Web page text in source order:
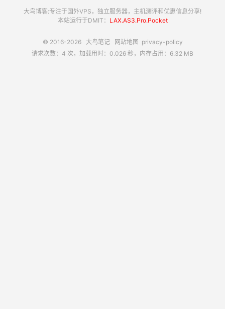
大鸟博客:专注于国外VPS，独立服务器，主机测评和优惠信息分享!
本站运行于DMIT： LAX.AS3.Pro.Pocket
© 2016-2026 大鸟笔记 网站地图 privacy-policy
请求次数：4 次，加载用时：0.026 秒，内存占用：6.32 MB